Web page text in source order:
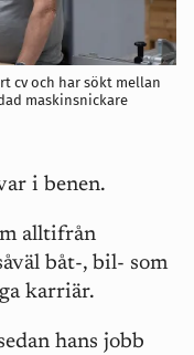
cv och har sökt mellan
maskinsnickare
i benen.
alltifrån
båt-, bil- som
karriär.
hans jobb